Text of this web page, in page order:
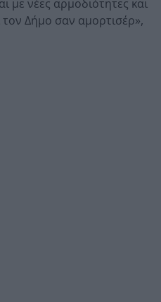
με νέες αρμοδιότητες και
Δήμο σαν αμορτισέρ»,